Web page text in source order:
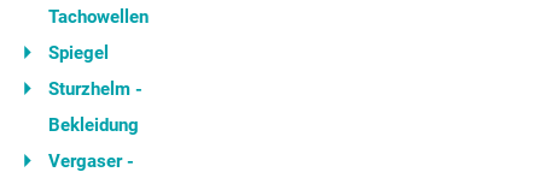
Tachowellen
Spiegel
Sturzhelm -
Bekleidung
Vergaser -